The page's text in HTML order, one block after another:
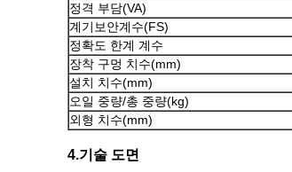
정격 부담(VA)
계기보안계수(FS)
정확도 한계 계수
장착 구멍 치수(mm)
설치 치수(mm)
오일 중량/총 중량(kg)
외형 치수(mm)
4.기술 도면